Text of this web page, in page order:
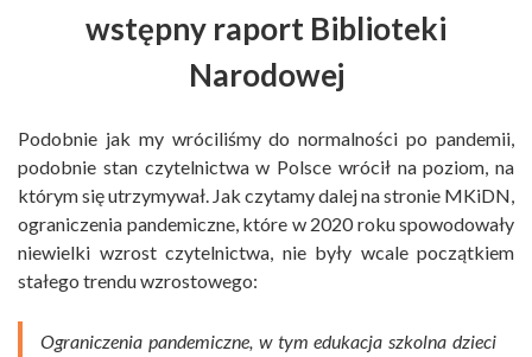
wstępny raport Biblioteki
Narodowej
Podobnie jak my wróciliśmy do normalności po pandemii,
podobnie stan czytelnictwa w Polsce wrócił na poziom, na
którym się utrzymywał. Jak czytamy dalej na stronie MKiDN,
ograniczenia pandemiczne, które w 2020 roku spowodowały
niewielki wzrost czytelnictwa, nie były wcale początkiem
stałego trendu wzrostowego:
Ograniczenia pandemiczne, w tym edukacja szkolna dzieci